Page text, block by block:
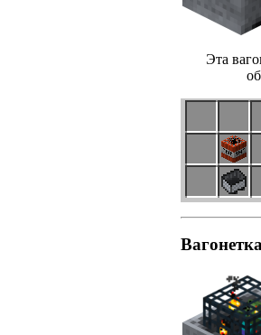
Эта